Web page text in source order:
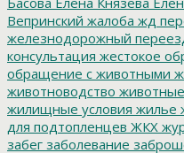
Вепринский жалоба жд
железнодорожный
консультация жестокое
обращение с животными
животноводство животные
жилищные условия жилье
для подтопленцев ЖКХ
забег заболевание